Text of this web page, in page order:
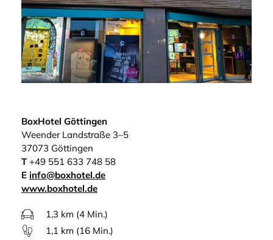
BoxHotel Göttingen
Weender Landstraße 3–5
37073 Göttingen
T+49 551 633 748 58
E info@boxhotel.de
www.boxhotel.de
1,3 km (4 Min.)
1,1 km (16 Min.)